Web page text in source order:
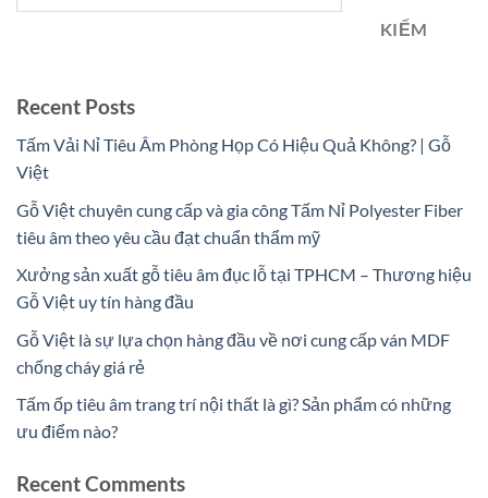
KIẾM
Recent Posts
Tấm Vải Nỉ Tiêu Âm Phòng Họp Có Hiệu Quả Không? | Gỗ
Việt
Gỗ Việt chuyên cung cấp và gia công Tấm Nỉ Polyester Fiber
tiêu âm theo yêu cầu đạt chuẩn thẩm mỹ
Xưởng sản xuất gỗ tiêu âm đục lỗ tại TPHCM – Thương hiệu
Gỗ Việt uy tín hàng đầu
Gỗ Việt là sự lựa chọn hàng đầu về nơi cung cấp ván MDF
chống cháy giá rẻ
Tấm ốp tiêu âm trang trí nội thất là gì? Sản phẩm có những
ưu điểm nào?
Recent Comments